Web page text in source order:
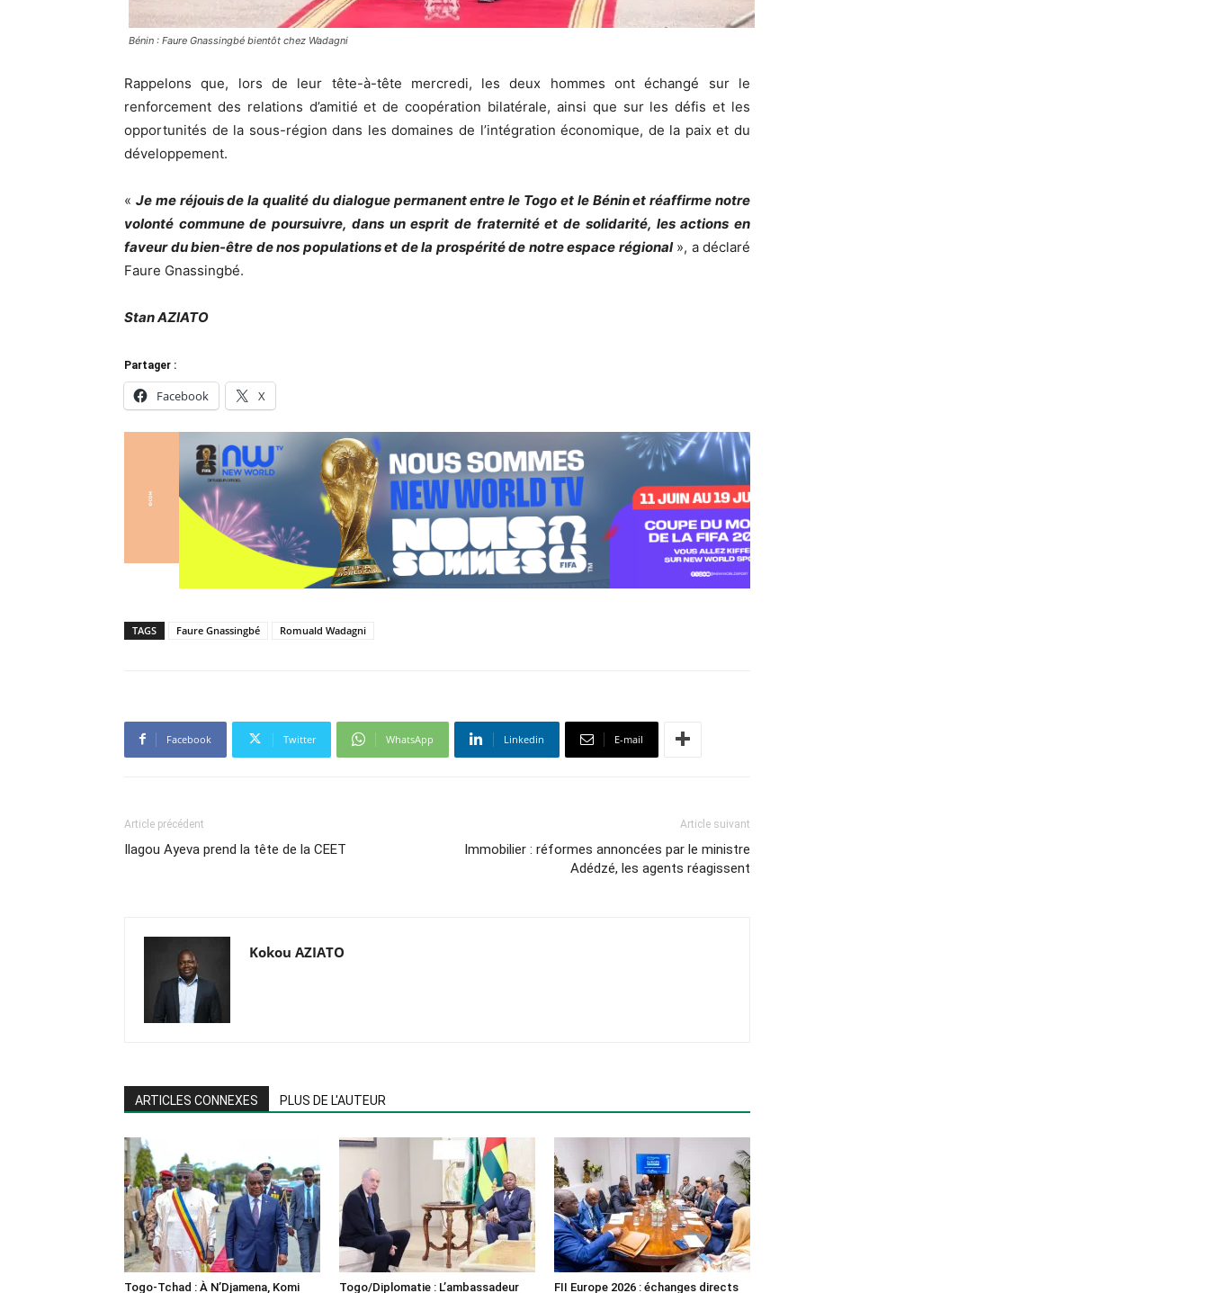
Bénin : Faure Gnassingbé bientôt chez Wadagni
Rappelons que, lors de leur tête-à-tête mercredi, les deux hommes ont échangé sur le
renforcement des relations d’amitié et de coopération bilatérale, ainsi que sur les défis et les
opportunités de la sous-région dans les domaines de l’intégration économique, de la paix et du
développement.
« Je me réjouis de la qualité du dialogue permanent entre le Togo et le Bénin et réaffirme notre
volonté commune de poursuivre, dans un esprit de fraternité et de solidarité, les actions en
faveur du bien-être de nos populations et de la prospérité de notre espace régional », a déclaré
Faure Gnassingbé.
Stan AZIATO
Partager :
Facebook X
TAGS Faure Gnassingbé Romuald Wadagni
Facebook Twitter WhatsApp Linkedin E-mail
Article précédent
Ilagou Ayeva prend la tête de la CEET
Article suivant
Immobilier : réformes annoncées par le ministre
Adédzé, les agents réagissent
Kokou AZIATO
ARTICLES CONNEXES PLUS DE L'AUTEUR
Togo-Tchad : À N’Djamena, Komi Togo/Diplomatie : L’ambassadeur FII Europe 2026 : échanges directs